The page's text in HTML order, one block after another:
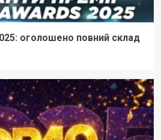
оголошено повний склад